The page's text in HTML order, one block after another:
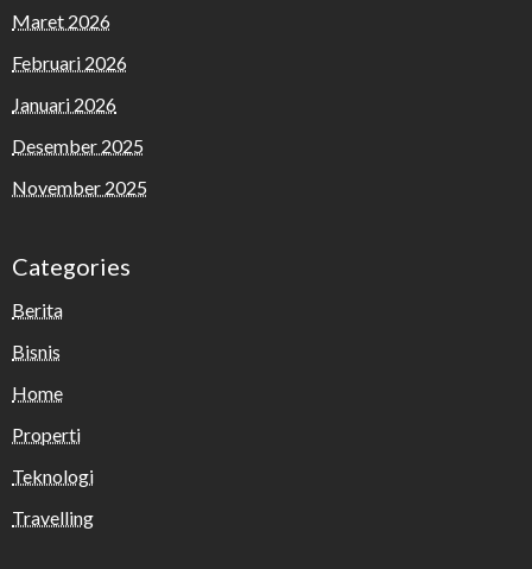
Maret 2026
Februari 2026
Januari 2026
Desember 2025
November 2025
Categories
Berita
Bisnis
Home
Properti
Teknologi
Travelling